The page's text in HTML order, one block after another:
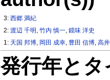
3:西郷 満紀
2:渡辺 千明 ,竹内 慎一,鏡味 洋史
1: 天国 邦博, 岡田 成幸, 豊田 信博,高
発行年と